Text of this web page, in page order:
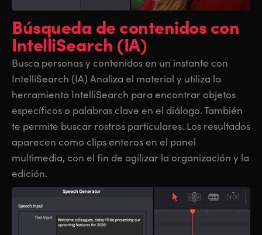
Búsqueda de contenidoscon
IntelliSearch (IA)
Busca personas y contenidos en un instante con
IntelliSearch (IA) Analiza el material y utiliza la
herramienta IntelliSearch para encontrar objetos
específicos o palabras clave en el diálogo. También
te permite buscar rostros particulares. Los resultados
aparecen como clips enteros en el panel
multimedia, con el fin de agilizar la organización y la
edición.